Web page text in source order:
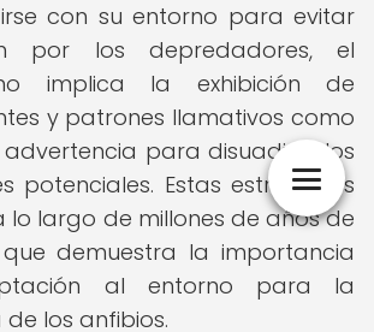
con su entorno para evitar
por los depredadores, el
implica la exhibición de
y patrones llamativos como
para disuadir a los
potenciales. Estas estrategias
lo largo de millones de años de
demuestra la importancia
al entorno para la
los anfibios.